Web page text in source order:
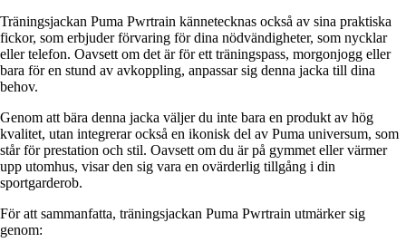
Träningsjackan Puma Pwrtrain kännetecknas också av sina praktiska
fickor, som erbjuder förvaring för dina nödvändigheter, som nycklar
eller telefon. Oavsett om det är för ett träningspass, morgonjogg eller
bara för en stund av avkoppling, anpassar sig denna jacka till dina
behov.
Genom att bära denna jacka väljer du inte bara en produkt av hög
kvalitet, utan integrerar också en ikonisk del av Puma universum, som
står för prestation och stil. Oavsett om du är på gymmet eller värmer
upp utomhus, visar den sig vara en ovärderlig tillgång i din
sportgarderob.
För att sammanfatta, träningsjackan Puma Pwrtrain utmärker sig
genom: